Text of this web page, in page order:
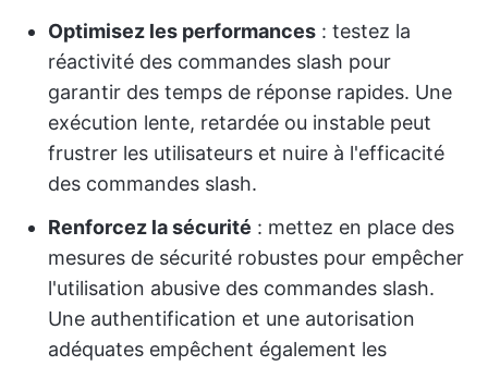
Optimisez les performances : testez la
réactivité des commandes slash pour
garantir des temps de réponse rapides. Une
exécution lente, retardée ou instable peut
frustrer les utilisateurs et nuire à l'efficacité
des commandes slash.
Renforcez la sécurité : mettez en place des
mesures de sécurité robustes pour empêcher
l'utilisation abusive des commandes slash.
Une authentification et une autorisation
adéquates empêchent également les